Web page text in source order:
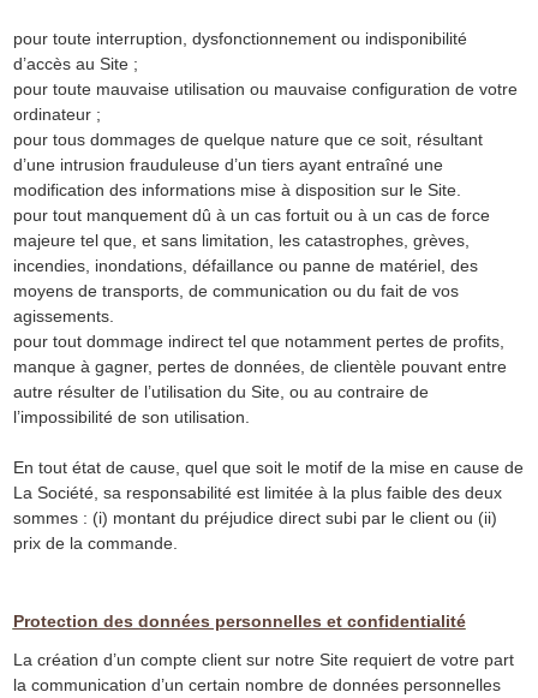
pour toute interruption, dysfonctionnement ou indisponibilité
d’accès au Site ;
pour toute mauvaise utilisation ou mauvaise configuration de votre
ordinateur ;
pour tous dommages de quelque nature que ce soit, résultant
d’une intrusion frauduleuse d’un tiers ayant entraîné une
modification des informations mise à disposition sur le Site.
pour tout manquement dû à un cas fortuit ou à un cas de force
majeure tel que, et sans limitation, les catastrophes, grèves,
incendies, inondations, défaillance ou panne de matériel, des
moyens de transports, de communication ou du fait de vos
agissements.
pour tout dommage indirect tel que notamment pertes de profits,
manque à gagner, pertes de données, de clientèle pouvant entre
autre résulter de l’utilisation du Site, ou au contraire de
l’impossibilité de son utilisation.
En tout état de cause, quel que soit le motif de la mise en cause de
La Société, sa responsabilité est limitée à la plus faible des deux
sommes : (i) montant du préjudice direct subi par le client ou (ii)
prix de la commande.
Protection des données personnelles et confidentialité
La création d’un compte client sur notre Site requiert de votre part
la communication d’un certain nombre de données personnelles